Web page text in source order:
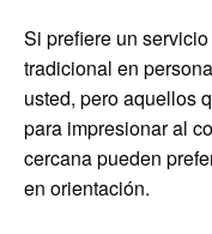
Si prefiere un
tradicional en
usted, pero aquellos
para impresionar al
cercana pueden
en orientación.